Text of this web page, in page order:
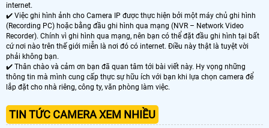
internet.
✔️ Việc ghi hình ảnh cho Camera IP được thực hiện bởi một máy chủ ghi hình
(Recording PC) hoặc bằng đầu ghi hình qua mạng (NVR – Network Video
Recorder). Chính vì ghi hình qua mạng, nên bạn có thể đặt đầu ghi hình tại bất
cứ nơi nào trên thế giới miễn là nơi đó có internet. Điều này thật là tuyệt vời
phải không bạn.
✔️ Thân chào và cảm ơn bạn đã quan tâm tới bài viết này. Hy vọng những
thông tin mà mình cung cấp thực sự hữu ích với bạn khi lựa chọn camera để
lắp đặt cho nhà riêng, công ty, văn phòng làm việc.
TIN TỨC CAMERA XEM NHIỀU